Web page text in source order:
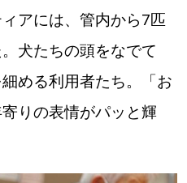
アには、管内から7匹
犬たちの頭をなでて
める利用者たち。「お
りの表情がパッと輝